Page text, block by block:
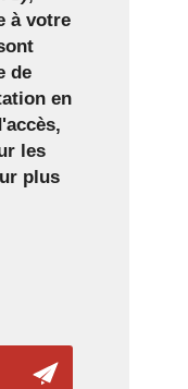
à votre
de
en
les
plus